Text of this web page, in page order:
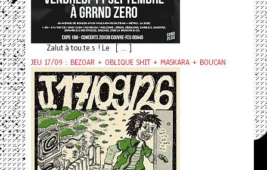
Zalut à tou.te.s ! Le [ ... ]
JEU 17/09 : BEZOAR + OBLIQUE SHIT + MASKARA + BOUCAN